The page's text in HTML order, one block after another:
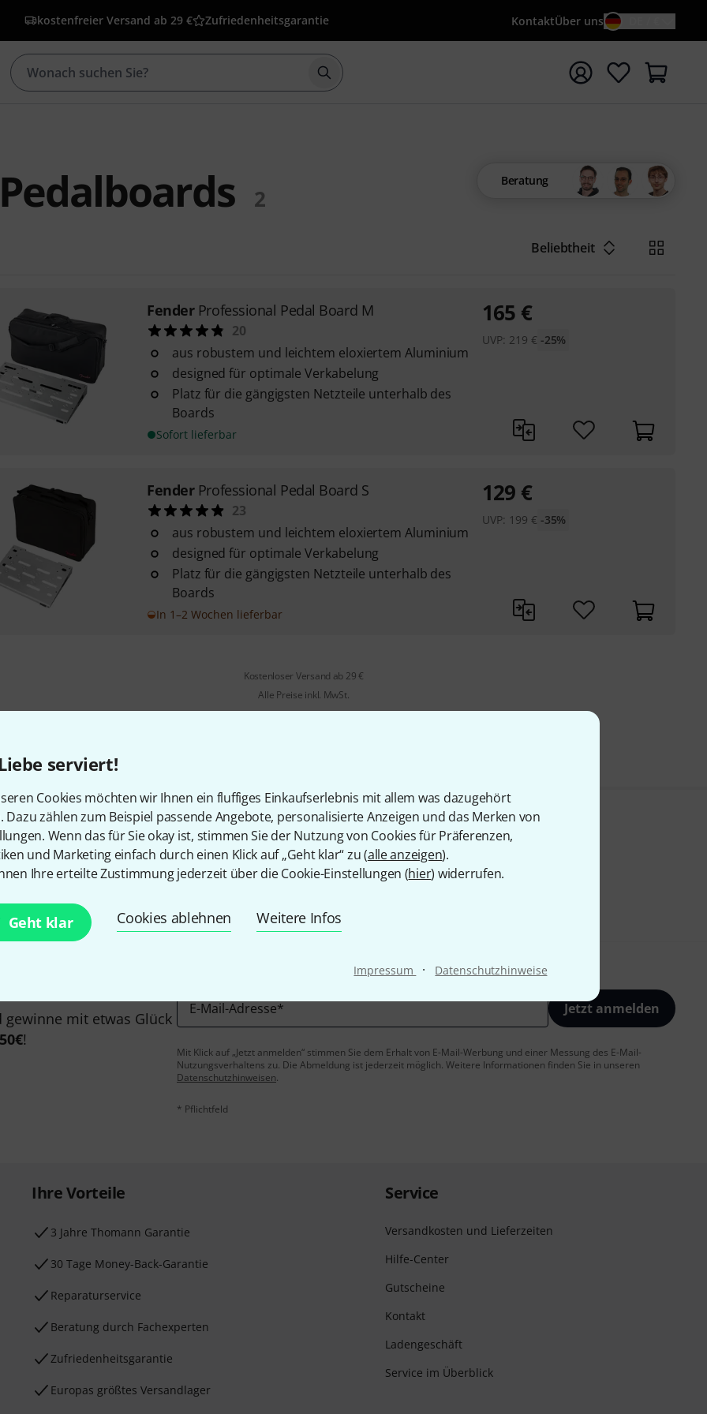
serviert!
Cookies möchten wir Ihnen ein fluffiges Einkaufserlebnis mit allem was dazugehört
Dazu zählen zum Beispiel passende Angebote, personalisierte Anzeigen und das Merken von
Wenn das für Sie okay ist, stimmen Sie der Nutzung von Cookies für Präferenzen,
und Marketing einfach durch einen Klick auf „Geht klar“ zu (alle anzeigen).
Ihre erteilte Zustimmung jederzeit über die Cookie-Einstellungen (hier) widerrufen.
Geht klar Cookies ablehnen Weitere Infos
Impressum · Datenschutzhinweise
kostenfreier Versand ab 29 € Zufriedenheitsgarantie KontaktÜber uns
Suche mit Suchwort {searchTerm} starten
2
Beratung
Beliebtheit
Fender Professional Pedal Board M
20
aus robustem und leichtem eloxiertem Aluminium
designed für optimale Verkabelung
Platz für die gängigsten Netzteile unterhalb des
Boards
Sofort lieferbar
165 €
UVP: 219 € -25%
Fender Professional Pedal Board S
23
aus robustem und leichtem eloxiertem Aluminium
designed für optimale Verkabelung
Platz für die gängigsten Netzteile unterhalb des
Boards
In 1–2 Wochen lieferbar
129 €
UVP: 199 € -35%
Kostenloser Versand ab 29 €
Alle Preise inkl. MwSt.
Gefällt Ihnen, was Sie sehen?
Teilen Hilfe & Feedback
mit etwas Glück
50€!
E-Mail-Adresse* Jetzt anmelden
Mit Klick auf „Jetzt anmelden“ stimmen Sie dem Erhalt von E-Mail-Werbung und einer Messung des E-Mail-
Nutzungsverhaltens zu. Die Abmeldung ist jederzeit möglich. Weitere Informationen finden Sie in unseren
Datenschutzhinweisen.
* Pflichtfeld
Ihre Vorteile
3 Jahre Thomann Garantie
30 Tage Money-Back-Garantie
Reparaturservice
Beratung durch Fachexperten
Zufriedenheitsgarantie
Europas größtes Versandlager
Service
Versandkosten und Lieferzeiten
Hilfe-Center
Gutscheine
Kontakt
Ladengeschäft
Service im Überblick